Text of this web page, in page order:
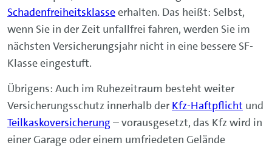
Schadenfreiheitsklasseerhalten. Das heißt: Selbst,
wenn Sie in der Zeit unfallfrei fahren, werden Sie im
nächsten Versicherungsjahr nicht in eine bessere SF-
Klasse eingestuft.
Übrigens: Auch im Ruhezeitraum besteht weiter
Versicherungsschutz innerhalb der Kfz-Haftpflicht und
Teilkaskoversicherung – vorausgesetzt, das Kfz wird in
einer Garage oder einem umfriedeten Gelände